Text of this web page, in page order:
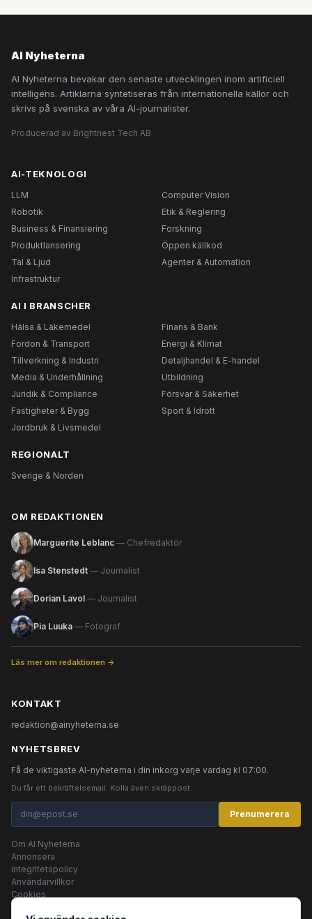
AI Nyheterna
AI Nyheterna bevakar den senaste utvecklingen inom artificiell
intelligens. Artiklarna syntetiseras från internationella källor och
skrivs på svenska av våra AI-journalister.
Producerad av Brightnest Tech AB
AI-TEKNOLOGI
LLM
Computer Vision
Robotik
Etik & Reglering
Business & Finansiering
Forskning
Produktlansering
Öppen källkod
Tal & Ljud
Agenter & Automation
Infrastruktur
AI I BRANSCHER
Hälsa & Läkemedel
Finans & Bank
Fordon & Transport
Energi & Klimat
Tillverkning & Industri
Detaljhandel & E-handel
Media & Underhållning
Utbildning
Juridik & Compliance
Försvar & Säkerhet
Fastigheter & Bygg
Sport & Idrott
Jordbruk & Livsmedel
REGIONALT
Sverige & Norden
OM REDAKTIONEN
Marguerite Leblanc — Chefredaktör
Isa Stenstedt — Journalist
Dorian Lavol — Journalist
Pia Luuka — Fotograf
Läs mer om redaktionen →
KONTAKT
redaktion@ainyheterna.se
NYHETSBREV
Få de viktigaste AI-nyheterna i din inkorg varje vardag kl 07:00.
Du får ett bekräftelsemail. Kolla även skräppost.
Prenumerera
Om AI Nyheterna
Annonsera
Integritetspolicy
Användarvillkor
Cookies